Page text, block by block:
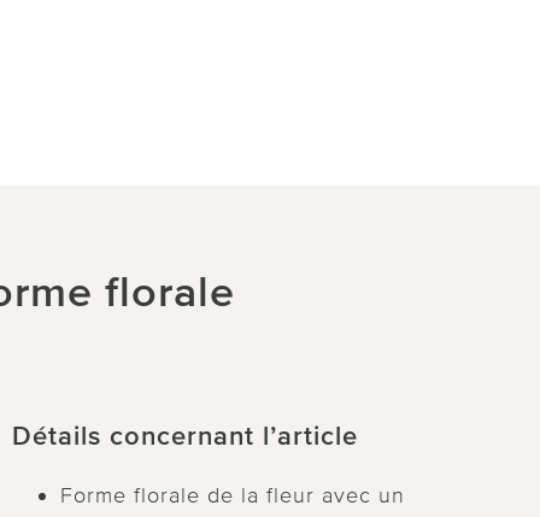
florale
Détails concernant l’article
Forme florale de la fleur avec un